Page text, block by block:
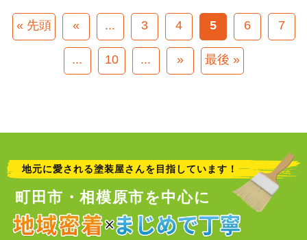
« 先頭 « ... 3 4 5 6 7
... 10 ... » 最後 »
地元に愛される塗装屋さんを目指しています！
町田市・相模原市を中心に